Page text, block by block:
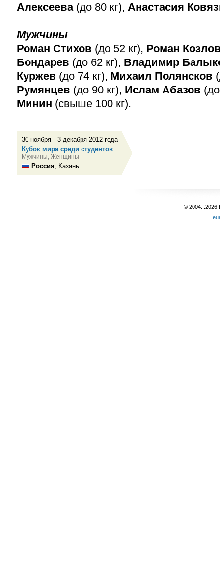
Алексеева (до 80 кг), Анастасия
Мужчины
Роман Стихов (до 52 кг), Роман
Бондарев (до 62 кг), Владимир
Куржев (до 74 кг), Михаил Полянсков
Румянцев (до 90 кг), Ислам Абазов
Минин (свыше 100 кг).
30 ноября—3 декабря 2012 года
Кубок мира среди студентов
Мужчины, Женщины
Россия , Казань
© 2004...2026